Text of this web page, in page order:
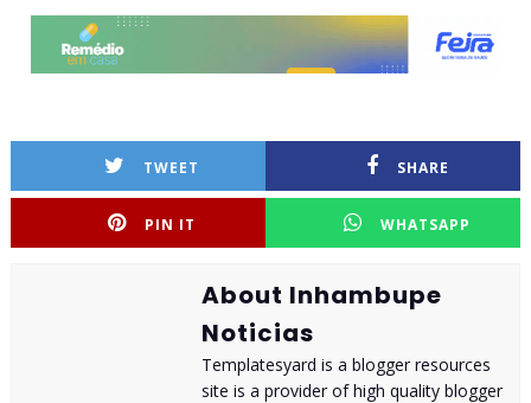
TWEET SHARE
PIN IT WHATSAPP
About Inhambupe
Noticias
Templatesyard is a blogger resources
site is a provider of high quality blogger